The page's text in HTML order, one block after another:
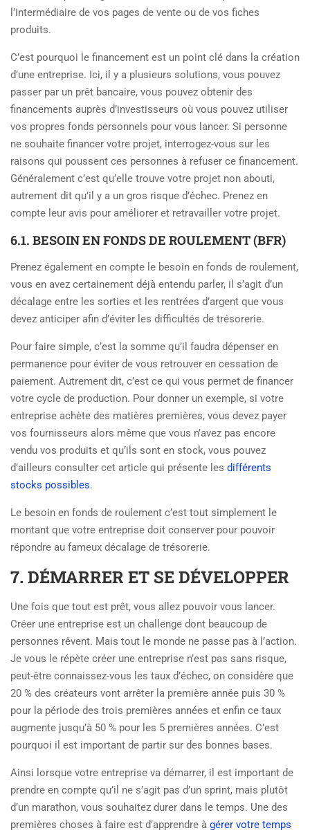
l’intermédiaire de vos pages de vente ou de vos fiches
produits.
C’est pourquoi le financement est un point clé dans la création
d’une entreprise. Ici, il y a plusieurs solutions, vous pouvez
passer par un prêt bancaire, vous pouvez obtenir des
financements auprès d’investisseurs où vous pouvez utiliser
vos propres fonds personnels pour vous lancer. Si personne
ne souhaite financer votre projet, interrogez-vous sur les
raisons qui poussent ces personnes à refuser ce financement.
Généralement c’est qu’elle trouve votre projet non abouti,
autrement dit qu’il y a un gros risque d’échec. Prenez en
compte leur avis pour améliorer et retravailler votre projet.
6.1. BESOIN EN FONDS DE ROULEMENT (BFR)
Prenez également en compte le besoin en fonds de roulement,
vous en avez certainement déjà entendu parler, il s’agit d’un
décalage entre les sorties et les rentrées d’argent que vous
devez anticiper afin d’éviter les difficultés de trésorerie.
Pour faire simple, c’est la somme qu’il faudra dépenser en
permanence pour éviter de vous retrouver en cessation de
paiement. Autrement dit, c’est ce qui vous permet de financer
votre cycle de production. Pour donner un exemple, si votre
entreprise achète des matières premières, vous devez payer
vos fournisseurs alors même que vous n’avez pas encore
vendu vos produits et qu’ils sont en stock, vous pouvez
d’ailleurs consulter cet article qui présente les différents
stocks possibles.
Le besoin en fonds de roulement c’est tout simplement le
montant que votre entreprise doit conserver pour pouvoir
répondre au fameux décalage de trésorerie.
7. DÉMARRER ET SE DÉVELOPPER
Une fois que tout est prêt, vous allez pouvoir vous lancer.
Créer une entreprise est un challenge dont beaucoup de
personnes rêvent. Mais tout le monde ne passe pas à l’action.
Je vous le répète créer une entreprise n’est pas sans risque,
peut-être connaissez-vous les taux d’échec, on considère que
20 % des créateurs vont arrêter la première année puis 30 %
pour la période des trois premières années et enfin ce taux
augmente jusqu’à 50 % pour les 5 premières années. C’est
pourquoi il est important de partir sur des bonnes bases.
Ainsi lorsque votre entreprise va démarrer, il est important de
prendre en compte qu’il ne s’agit pas d’un sprint, mais plutôt
d’un marathon, vous souhaitez durer dans le temps. Une des
premières choses à faire est d’apprendre à gérer votre temps